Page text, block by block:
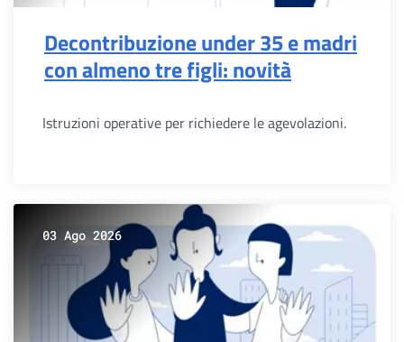
Decontribuzione under 35 e madri
con almeno tre figli: novità
Istruzioni operative per richiedere le agevolazioni.
03 Ago 2026